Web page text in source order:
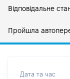
Відповідальне
Пройшла
Дата та час